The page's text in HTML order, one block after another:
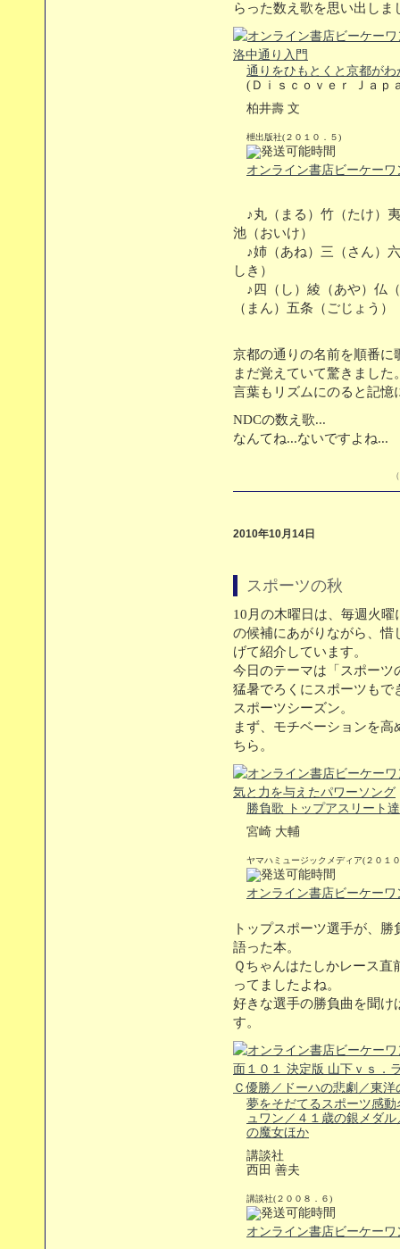
らった数え歌を思い出しま
通りをひもとくと京都が
(Ｄｉｓｃｏｖｅｒ Ｊａｐ
柏井壽 文
枻出版社(２０１０．５)
オンライン書店ビーケー
♪丸（まる）竹（たけ）
池（おいけ）
♪姉（あね）三（さん）
しき）
♪四（し）綾（あや）仏
（まん）五条（ごじょう）
京都の通りの名前を順番に
まだ覚えていて驚きました
言葉もリズムにのると記憶
NDCの数え歌...
なんてね...ないですよね...
2010年10月14日
スポーツの秋
10月の木曜日は、毎週火
の候補にあがりながら、惜
げて紹介しています。
今日のテーマは「スポーツ
猛暑でろくにスポーツもで
スポーツシーズン。
まず、モチベーションを
ちら。
勝負歌 トップアスリート
宮崎 大輔
ヤマハミュージックメディア(２０１
オンライン書店ビーケー
トップスポーツ選手が、
語った本。
Ｑちゃんはたしかレース
ってましたよね。
好きな選手の勝負曲を聞け
す。
夢をそだてるスポーツ感
ュワン／４１歳の銀メダ
の魔女ほか
講談社
西田 善夫
講談社(２００８．６)
オンライン書店ビーケー